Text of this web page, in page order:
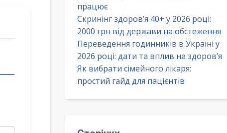
працює
Скринінг здоров’я 40+ у 2026 році:
2000 грн від держави на обстеження
Переведення годинників в Україні у
2026 році: дати та вплив на здоров’я
Як вибрати сімейного лікаря:
простий гайд для пацієнтів